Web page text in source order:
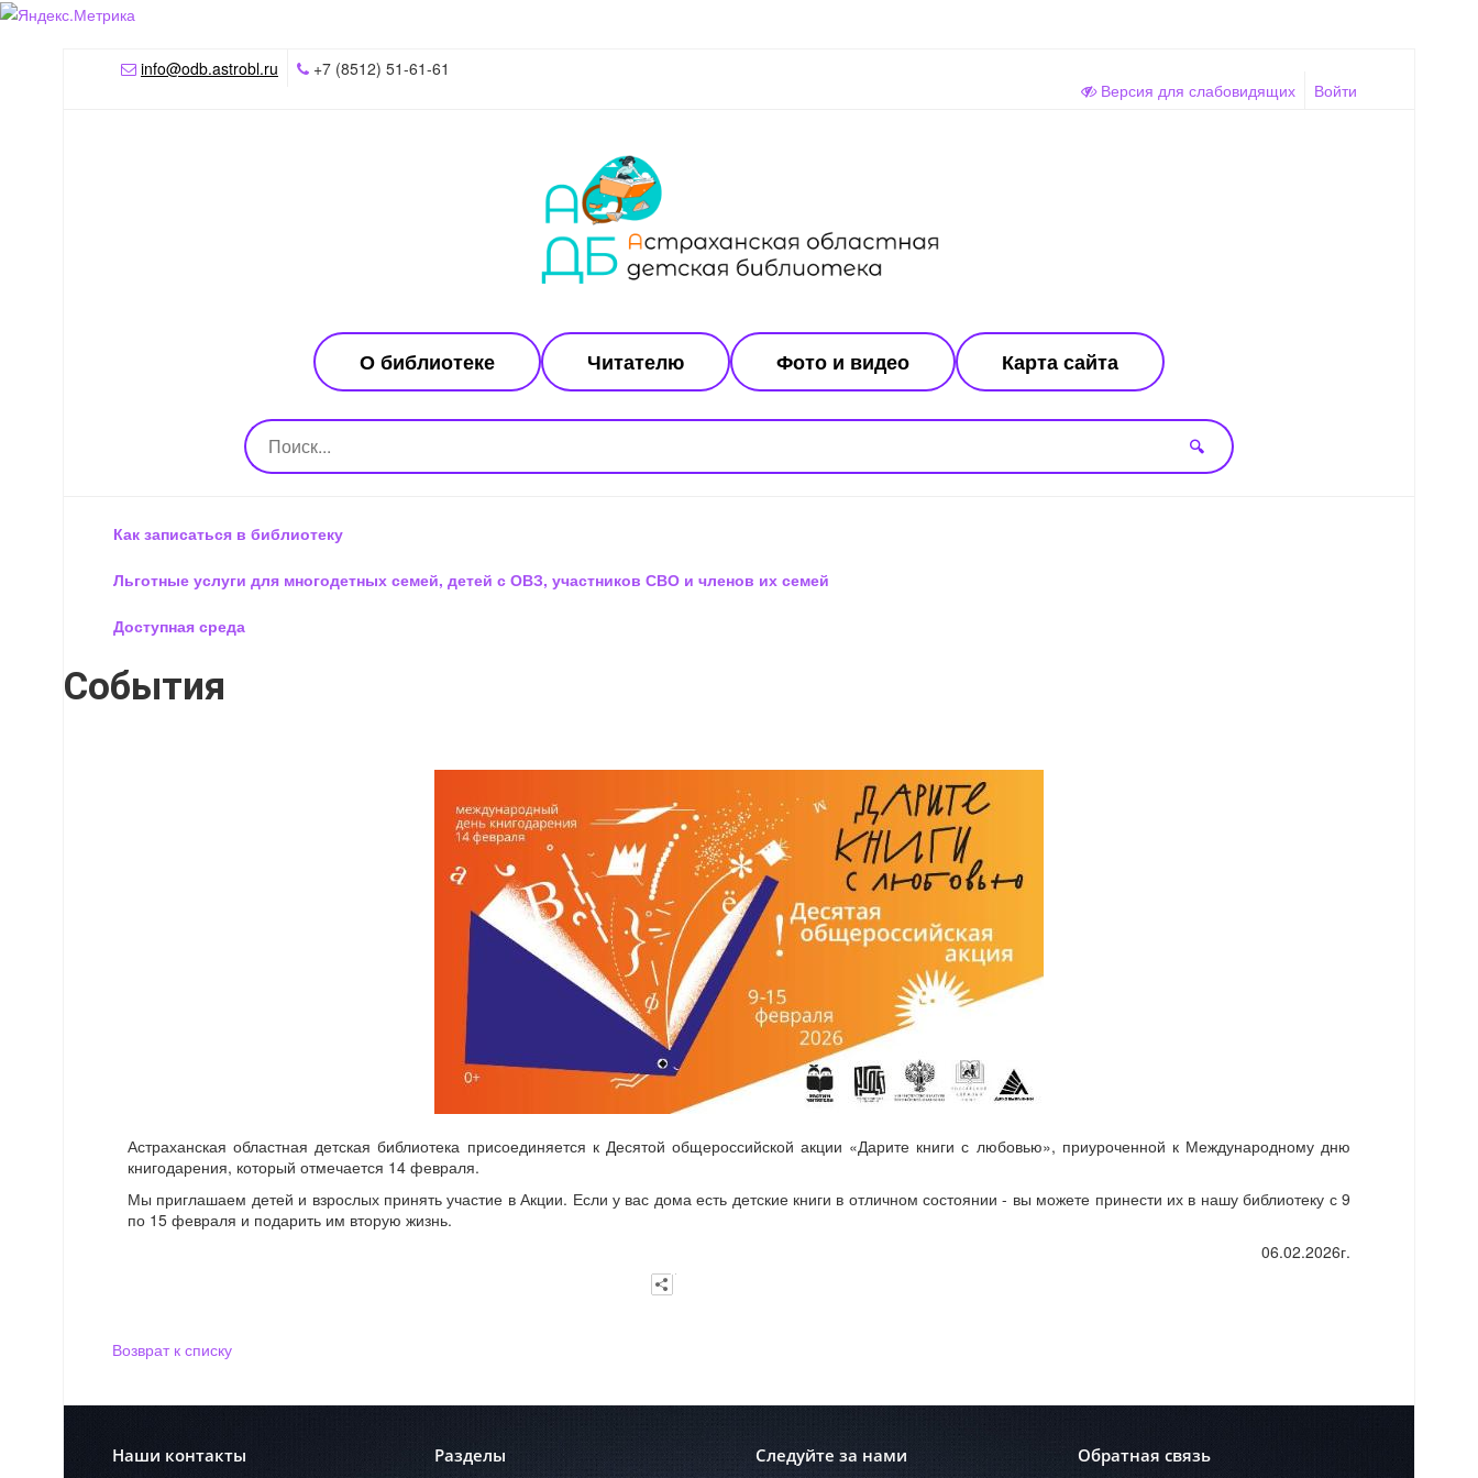
info@odb.astrobl.ru
+7 (8512) 51-61-61
Версия для слабовидящих
Войти
О библиотеке Читателю Фото и видео Карта сайта
🔍
Как записаться в библиотеку
Льготные услуги для многодетных семей, детей с ОВЗ, участников СВО и членов их семей
Доступная среда
События
Астраханская областная детская библиотека присоединяется к Десятой общероссийской акции «Дарите книги с любовью», приуроченной к Международному дню
книгодарения, который отмечается 14 февраля.
Мы приглашаем детей и взрослых принять участие в Акции. Если у вас дома есть детские книги в отличном состоянии - вы можете принести их в нашу библиотеку с 9
по 15 февраля и подарить им вторую жизнь.
06.02.2026г.
Возврат к списку
Наши контакты Разделы Следуйте за нами Обратная связь